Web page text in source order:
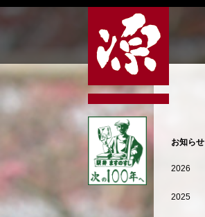
お知らせ
2026
2025